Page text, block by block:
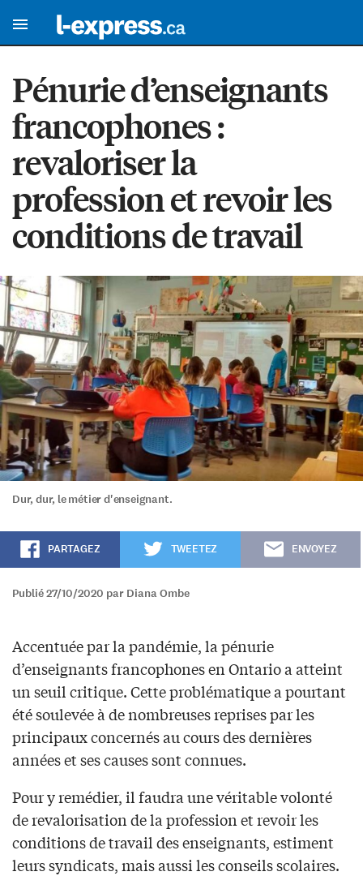
Pénurie d’enseignants
francophones :
revaloriser la
profession et revoir les
conditions de travail
Dur, dur, le métier d'enseignant.
PARTAGEZ TWEETEZ ENVOYEZ
Publié 27/10/2020 par Diana Ombe
Accentuée par la pandémie, la pénurie
d’enseignants francophones en Ontario a atteint
un seuil critique. Cette problématique a pourtant
été soulevée à de nombreuses reprises par les
principaux concernés au cours des dernières
années et ses causes sont connues.
Pour y remédier, il faudra une véritable volonté
de revalorisation de la profession et revoir les
conditions de travail des enseignants, estiment
leurs syndicats, mais aussi les conseils scolaires.